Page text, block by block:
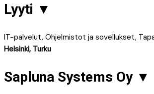
Lyyti ▼
IT-palvelut, Ohjelmistot ja sovellukset,
Helsinki, Turku
Sapluna Systems Oy ▼